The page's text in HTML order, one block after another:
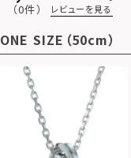
（0件） レビューを見る
ONE SIZE（50cm）